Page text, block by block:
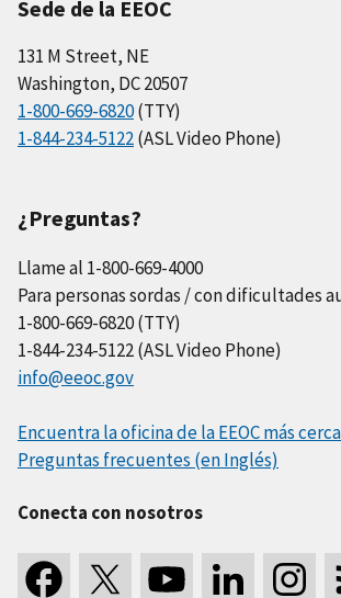
Sede de la EEOC
131 M Street, NE
Washington, DC 20507
1-800-669-6820(TTY)
1-844-234-5122(ASL Video Phone)
¿Preguntas?
Llame al 1-800-669-4000
Para personas sordas / con dificultades
1-800-669-6820 (TTY)
1-844-234-5122 (ASL Video Phone)
info@eeoc.gov
Encuentra la oficina de la EEOC más
Preguntas frecuentes (en Inglés)
Conecta con nosotros